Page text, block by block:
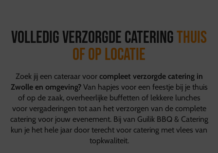
Volledig verzorgde cateringthuis
of op locatie
Zoek jij een cateraar voorcompleet verzorgde catering in
Zwolle en omgeving? Van hapjes voor een feestje bij je thuis
of op de zaak, overheerlijke buffetten of lekkere lunches
voor vergaderingen tot aan het verzorgen van de complete
catering voor jouw evenement. Bij van Guilik BBQ & Catering
kun je het hele jaar door terecht voor catering met vlees van
topkwaliteit.